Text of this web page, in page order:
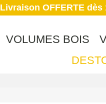
Livraison OFFERTE
VOLUMES BOIS